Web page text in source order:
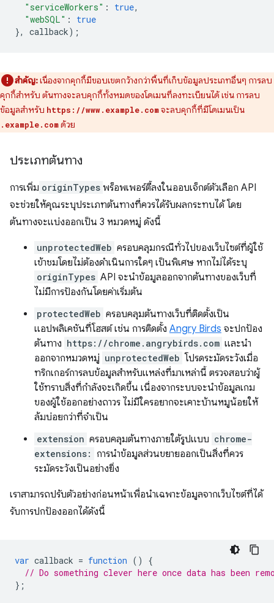
"serviceWorkers" : true,
"webSQL" :
true
},
callback);
สำคัญ:เนื่องจากคุกกี้มีขอบเขตกว้างกว่าพื้นที่เก็บข้อมูลประเภทอื่นๆ การลบ
คุกกี้สำหรับ ต้นทางจะลบคุกกี้ทั้งหมดของโดเมนที่ลงทะเบียนได้ เช่น การลบ
ข้อมูลสำหรับ https://www.example.comจะลบคุกกี้ที่มีโดเมนเป็น
.example.comด้วย
ประเภทต้นทาง
การเพิ่ม originTypes พร็อพเพอร์ตี้ลงในออบเจ็กต์ตัวเลือก API
จะช่วยให้คุณระบุประเภทต้นทางที่ควรได้รับผลกระทบได้ โดย
ต้นทางจะแบ่งออกเป็น 3 หมวดหมู่ ดังนี้
unprotectedWeb ครอบคลุมกรณีทั่วไปของเว็บไซต์ที่ผู้ใช้
เข้าชมโดยไม่ต้องดำเนินการใดๆ เป็นพิเศษ หากไม่ได้ระบุ
originTypes API จะนำข้อมูลออกจากต้นทางของเว็บที่
ไม่มีการป้องกันโดยค่าเริ่มต้น
protectedWeb ครอบคลุมต้นทางเว็บที่ติดตั้งเป็น
แอปพลิเคชันที่โฮสต์ เช่น การติดตั้ง Angry Birds จะปกป้อง
ต้นทาง https://chrome.angrybirds.com และนำ
ออกจากหมวดหมู่ unprotectedWeb โปรดระมัดระวังเมื่อ
ทริกเกอร์การลบข้อมูลสำหรับแหล่งที่มาเหล่านี้ ตรวจสอบว่าผู้
ใช้ทราบสิ่งที่กำลังจะเกิดขึ้น เนื่องจากระบบจะนำข้อมูลเกม
ของผู้ใช้ออกอย่างถาวร ไม่มีใครอยากจะเคาะบ้านหมูน้อยให้
ล้มบ่อยกว่าที่จำเป็น
extension ครอบคลุมต้นทางภายใต้รูปแบบ chrome-
extensions: การนำข้อมูลส่วนขยายออกเป็นสิ่งที่ควร
ระมัดระวังเป็นอย่างยิ่ง
เราสามารถปรับตัวอย่างก่อนหน้าเพื่อนำเฉพาะข้อมูลจากเว็บไซต์ที่ได้
รับการปกป้องออกได้ดังนี้
var callback = function ()
{
// Do something clever here once data has been
};